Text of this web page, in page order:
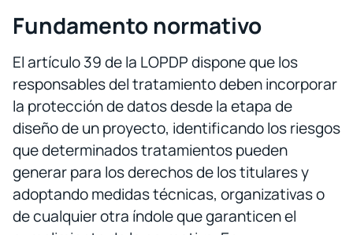
Fundamento normativo
El artículo 39 de la LOPDP dispone que los
responsables del tratamiento deben incorporar
la protección de datos desde la etapa de
diseño de un proyecto, identificando los riesgos
que determinados tratamientos pueden
generar para los derechos de los titulares y
adoptando medidas técnicas, organizativas o
de cualquier otra índole que garanticen el